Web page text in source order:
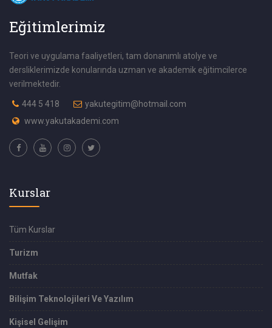
Eğitimlerimiz
Teori ve uygulama faaliyetleri, tam donanımlı atolye ve
dersliklerimizde konularında uzman ve akademik eğitimcilerce
verilmektedir.
444 5 418
yakutegitim@hotmail.com
www.yakutakademi.com
Kurslar
Tüm Kurslar
Turizm
Mutfak
Bilişim Teknolojileri Ve Yazılım
Kişisel Gelişim